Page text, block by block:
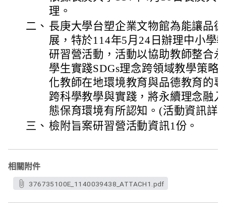
理。
二、 長庚大學台塑企業文物館為能讓品
展，特於114年5月24日辦理中小學
研習營活動，活動以協助教師整合
學生實踐SDGs理念跨領域教學策略
化教師在地環境教育與品德教育的
跨科學教學與實踐，將永續理念融
態保育環境有所認知。(活動資訊詳
三、 檢附旨案研習營活動資訊1份。
相關附件
376735100E_1140039438_ATTACH1.pdf